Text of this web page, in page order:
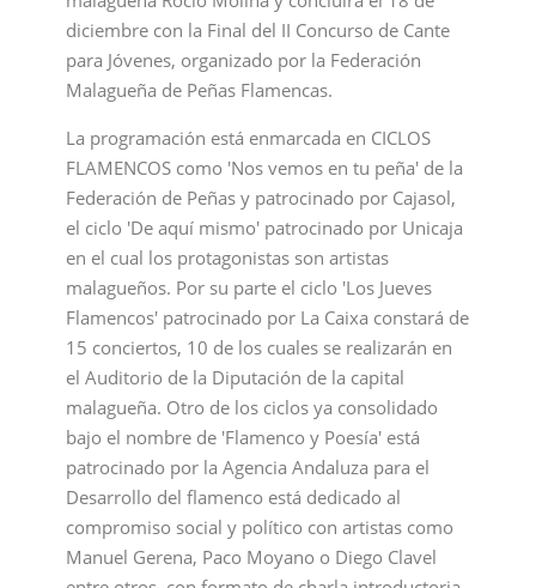
diciembre con la Final del II Concurso de Cante
para Jóvenes, organizado por la Federación
Malagueña de Peñas Flamencas.
La programación está enmarcada en CICLOS
FLAMENCOS como 'Nos vemos en tu peña' de la
Federación de Peñas y patrocinado por Cajasol,
el ciclo 'De aquí mismo' patrocinado por Unicaja
en el cual los protagonistas son artistas
malagueños. Por su parte el ciclo 'Los Jueves
Flamencos' patrocinado por La Caixa constará de
15 conciertos, 10 de los cuales se realizarán en
el Auditorio de la Diputación de la capital
malagueña. Otro de los ciclos ya consolidado
bajo el nombre de 'Flamenco y Poesía' está
patrocinado por la Agencia Andaluza para el
Desarrollo del flamenco está dedicado al
compromiso social y político con artistas como
Manuel Gerena, Paco Moyano o Diego Clavel